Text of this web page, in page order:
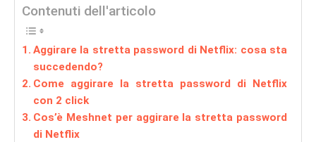
Contenuti dell'articolo
Aggirare la stretta password di Netflix: cosa sta
succedendo?
Come aggirare la stretta password di Netflix
con 2 click
Cos’è Meshnet per aggirare la stretta password
di Netflix